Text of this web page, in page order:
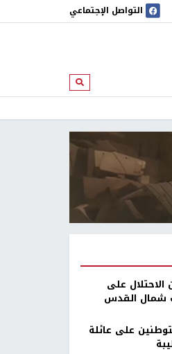
التواصل الإجتماعي
ابحث
الاحتلال على
شمال القدس
على عائلة